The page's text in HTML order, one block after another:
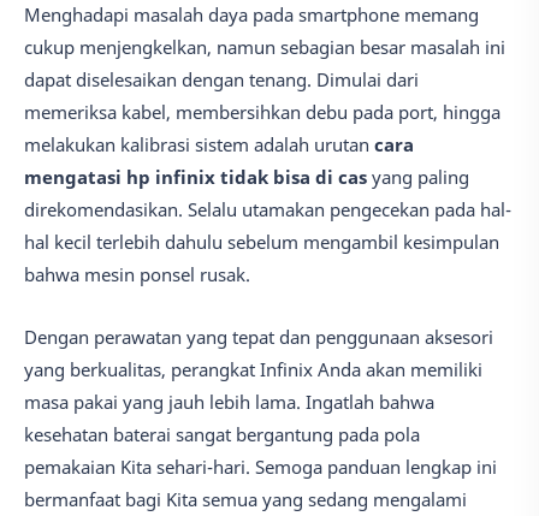
Menghadapi masalah daya pada smartphone memang
cukup menjengkelkan, namun sebagian besar masalah ini
dapat diselesaikan dengan tenang. Dimulai dari
memeriksa kabel, membersihkan debu pada port, hingga
melakukan kalibrasi sistem adalah urutan cara
mengatasi hp infinix tidak bisa di cas yang paling
direkomendasikan. Selalu utamakan pengecekan pada hal-
hal kecil terlebih dahulu sebelum mengambil kesimpulan
bahwa mesin ponsel rusak.
Dengan perawatan yang tepat dan penggunaan aksesori
yang berkualitas, perangkat Infinix Anda akan memiliki
masa pakai yang jauh lebih lama. Ingatlah bahwa
kesehatan baterai sangat bergantung pada pola
pemakaian Kita sehari-hari. Semoga panduan lengkap ini
bermanfaat bagi Kita semua yang sedang mengalami